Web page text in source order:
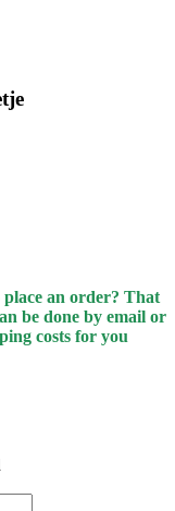
an order? That
be done by email or
costs for you